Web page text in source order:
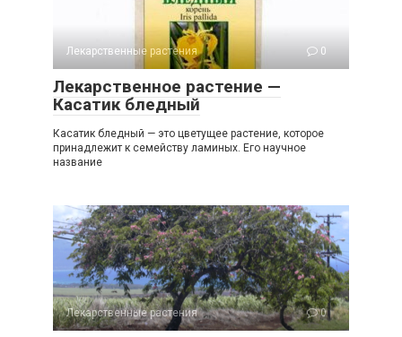
Лекарственные растения 0
Лекарственное растение —
Касатик бледный
Касатик бледный — это цветущее растение, которое
принадлежит к семейству ламиных. Его научное
название
Лекарственные растения 0